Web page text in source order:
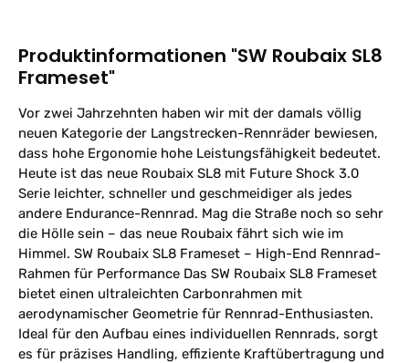
Produktinformationen "SW Roubaix SL8
Frameset"
Vor zwei Jahrzehnten haben wir mit der damals völlig
neuen Kategorie der Langstrecken-Rennräder bewiesen,
dass hohe Ergonomie hohe Leistungsfähigkeit bedeutet.
Heute ist das neue Roubaix SL8 mit Future Shock 3.0
Serie leichter, schneller und geschmeidiger als jedes
andere Endurance-Rennrad. Mag die Straße noch so sehr
die Hölle sein – das neue Roubaix fährt sich wie im
Himmel. SW Roubaix SL8 Frameset – High-End Rennrad-
Rahmen für Performance Das SW Roubaix SL8 Frameset
bietet einen ultraleichten Carbonrahmen mit
aerodynamischer Geometrie für Rennrad-Enthusiasten.
Ideal für den Aufbau eines individuellen Rennrads, sorgt
es für präzises Handling, effiziente Kraftübertragung und